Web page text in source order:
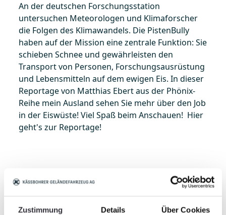
Zustimmung Details Über Cookies
An der deutschen Forschungsstation
untersuchen Meteorologen und Klimaforscher
die Folgen des Klimawandels. Die PistenBully
haben auf der Mission eine zentrale Funktion: Sie
schieben Schnee und gewährleisten den
Transport von Personen, Forschungsausrüstung
und Lebensmitteln auf dem ewigen Eis. In dieser
Reportage von Matthias Ebert aus der Phönix-
Reihe mein Ausland sehen Sie mehr über den Job
in der Eiswüste! Viel Spaß beim Anschauen! Hier
geht's zur Reportage!